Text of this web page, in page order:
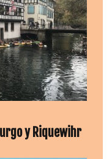
y Riquewihr